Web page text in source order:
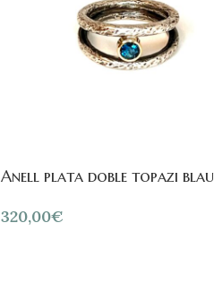
Anell plata doble topazi blau
320,00€